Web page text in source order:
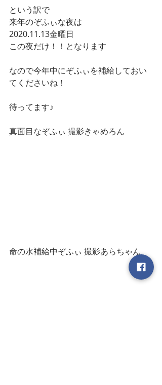
という訳で
来年のぞふぃな夜は
2020.11.13金曜日
この夜だけ！！となります
なので今年中にぞふぃを補給しておい
てくださいね！
待ってます♪
真面目なぞふぃ 撮影きゃめろん
命の水補給中ぞふぃ 撮影あらちゃん